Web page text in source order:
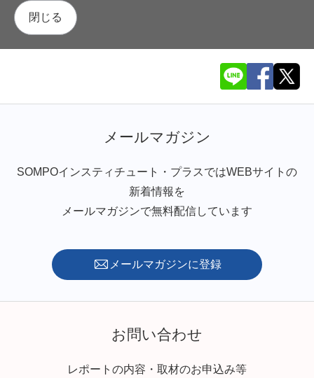
閉じる
メールマガジン
SOMPOインスティチュート・プラスではWEBサイトの
新着情報を
メールマガジンで無料配信しています
メールマガジンに登録
お問い合わせ
レポートの内容・取材のお申込み等